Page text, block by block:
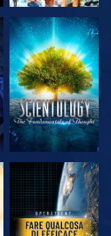
ESPLORA LE
SERIE
GUARDA